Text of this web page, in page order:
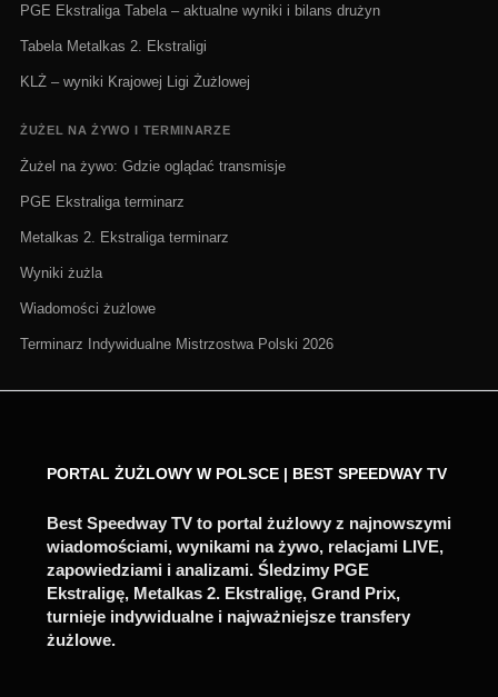
PGE Ekstraliga Tabela – aktualne wyniki i bilans drużyn
Tabela Metalkas 2. Ekstraligi
KLŻ – wyniki Krajowej Ligi Żużlowej
ŻUŻEL NA ŻYWO I TERMINARZE
Żużel na żywo: Gdzie oglądać transmisje
PGE Ekstraliga terminarz
Metalkas 2. Ekstraliga terminarz
Wyniki żużla
Wiadomości żużlowe
Terminarz Indywidualne Mistrzostwa Polski 2026
PORTAL ŻUŻLOWY W POLSCE | BEST SPEEDWAY TV
Best Speedway TV to portal żużlowy z najnowszymi
wiadomościami, wynikami na żywo, relacjami LIVE,
zapowiedziami i analizami. Śledzimy PGE
Ekstraligę, Metalkas 2. Ekstraligę, Grand Prix,
turnieje indywidualne i najważniejsze transfery
żużlowe.